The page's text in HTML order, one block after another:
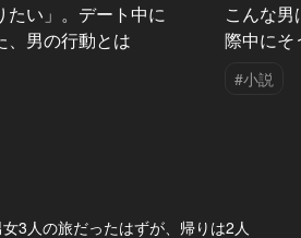
たい」。デート中に
、男の行動とは
こんな男
際中に
#小説
女3人の旅だったはずが、帰りは2人